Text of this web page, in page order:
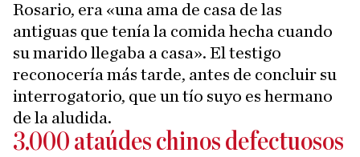
Rosario, era «una ama de casa de las
antiguas que tenía la comida hecha cuando
su marido llegaba a casa». El testigo
reconocería más tarde, antes de concluir su
interrogatorio, que un tío suyo es hermano
de la aludida.
3.000 ataúdes chinos defectuosos